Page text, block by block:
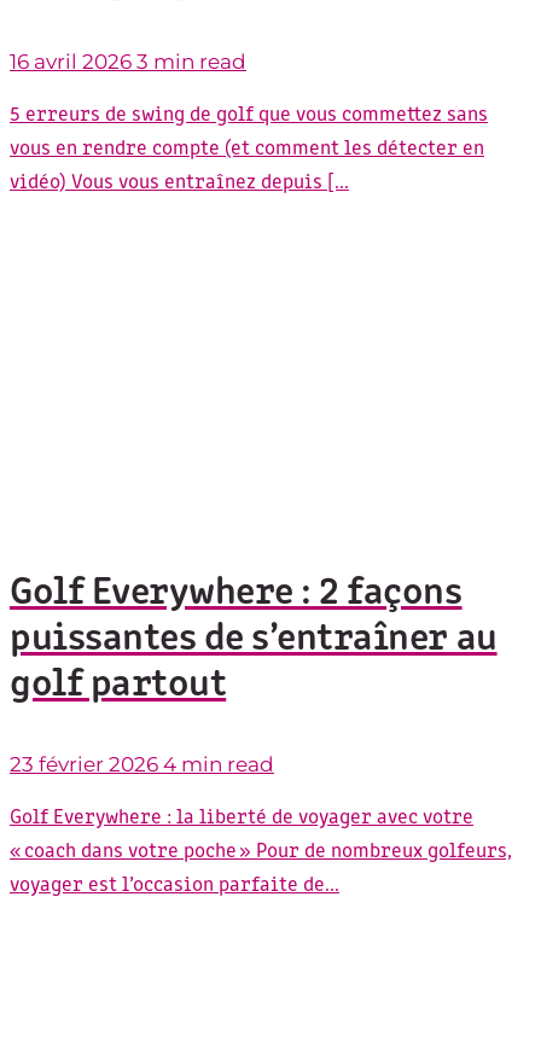
16 avril 2026 3 min read
5 erreurs de swing de golf que vous commettez sans
vous en rendre compte (et comment les détecter en
vidéo) Vous vous entraînez depuis [...
Golf Everywhere : 2 façons
puissantes de s’entraîner au
golf partout
23 février 2026 4 min read
Golf Everywhere : la liberté de voyager avec votre
« coach dans votre poche » Pour de nombreux golfeurs,
voyager est l’occasion parfaite de...